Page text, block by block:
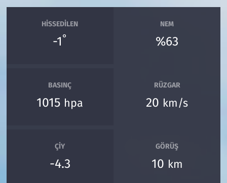
HISSEDILEN
-1°
NEM
%63
BASINÇ
1015 hpa
RÜZGAR
20 km/s
ÇIY
-4.3
GÖRÜŞ
10 km